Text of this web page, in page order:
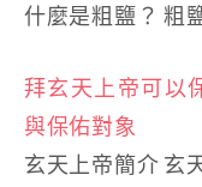
什麼是粗鹽？ 粗
拜玄天上帝可以
與保佑對象
玄天上帝簡介 玄